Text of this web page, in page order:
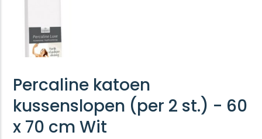
Percaline katoen
kussenslopen (per 2 st.) - 60
x 70 cm Wit